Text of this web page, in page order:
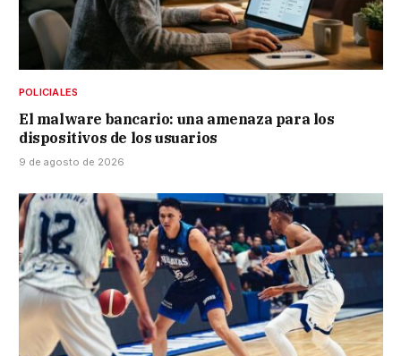
POLICIALES
El malware bancario: una amenaza para los
dispositivos de los usuarios
9 de agosto de 2026